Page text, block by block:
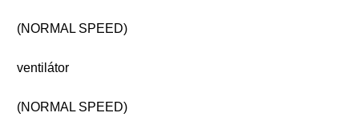
(NORMAL SPEED)
ventilátor
(NORMAL SPEED)